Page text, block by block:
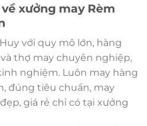
xưởng may Rèm
với quy mô lớn, hàng
thợ may chuyên nghiệp,
nghiệm. Luôn may hàng
đúng tiêu chuẩn, may
giá rẻ chỉ có tại xưởng